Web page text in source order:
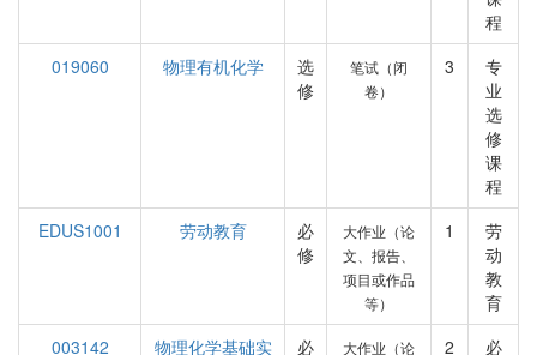
程
019060
物理有机化学
选
修
笔试（闭
卷）
3
专
业
选
修
课
程
EDUS1001
劳动教育
必
修
大作业（论
文、报告、
项目或作品
等）
1
劳
动
教
育
003142
物理化学基础实
必
大作业（论
2
必